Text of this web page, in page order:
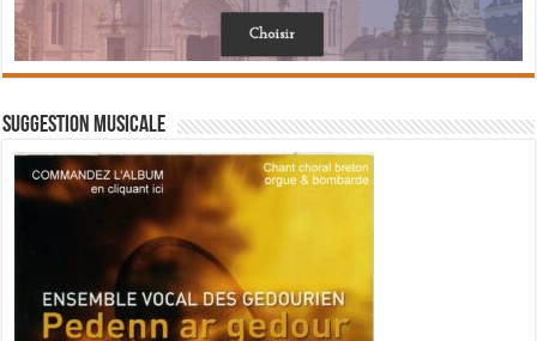
Suggestion musicale